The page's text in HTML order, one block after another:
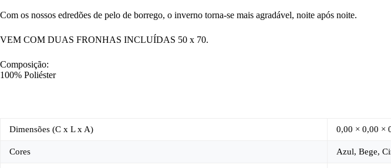
Com os nossos edredões de pelo de borrego, o inverno torna-se mais agradável, noite após noite.
VEM COM DUAS FRONHAS INCLUÍDAS 50 x 70.
Composição:
100% Poliéster
Dimensões (C x L x A) 0,00 × 0,00 ×
Cores Azul, Bege,